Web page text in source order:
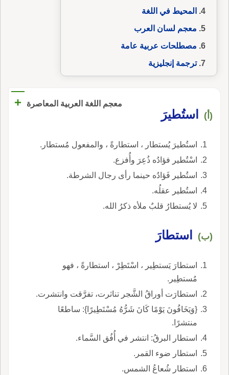
المحيط في اللغة
معجم لسان العرب
مصطلحات عربية عامة
ترجمة إنجليزية
معجم اللغة العربية المعاصرة +
(أ) استُطيرَ
استُطيرَ يُستطار ، استطارةً ، والمفعول مُستطار.
اسْتُطير فؤادُه ذُعِرَ وأُفزع.
استُطير فَؤادُه حينما رأى رجال الشرطة.
استُطير عقلُه.
لا يُستطارُ قلبٌ ملأه ذكرُ الله.
(ب) استطارَ
استطارَ يَستطِير ، اسْتَطِرْ ، استطارةً ، فهو
مُستطِير.
استطارَت أوراقُ الشَّجر تناثرت، تفرَّقت وانتشرت.
{وَيَخَافُونَ يَوْمًا كَانَ شَرُّهُ مُسْتَطِيرًا}: ساطعًا
منتشرًا.
استطار البرقُ: انتشر في أُفُق السَّماء.
استطار ضوء القمر.
استطار شُعاعُ الشمس.